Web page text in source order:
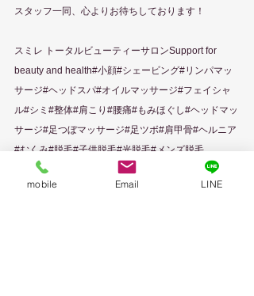
スタッフ一同、心よりお待ちしております！
スミレ トータルビューティーサロンSupport for
beauty and health#小顔#シェービング#リンパマッ
サージ#ヘッドスパ#オイルマッサージ#フェイシャ
ル#シミ#整体#肩こり#腰痛#もみほぐし#ヘッドマッ
サージ#足つぼマッサージ#足ツボ#肩甲骨#ヘルニア
#むくみ#脱毛#子供脱毛#光脱毛#メンズ脱毛
#VIO#vio#水素#ヒゲ脱毛#全身脱毛#顔脱毛#満足度#
口コミ#評価#激安#疲れ#女性#体験#広島#中区#リラ
mobile Email LINE